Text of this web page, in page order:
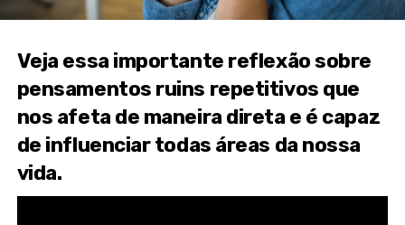
Veja essa importante reflexão sobre
pensamentos ruins repetitivos que
nos afeta de maneira direta e é capaz
de influenciar todas áreas da nossa
vida.